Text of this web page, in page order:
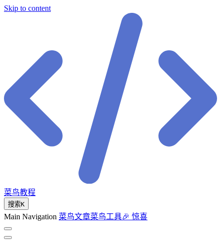
Skip to content
菜鸟教程
搜索K
Main Navigation 菜鸟文章菜鸟工具🎉 惊喜